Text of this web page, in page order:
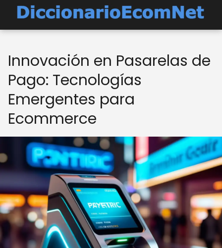
Innovación en Pasarelas de
Pago: Tecnologías
Emergentes para
Ecommerce